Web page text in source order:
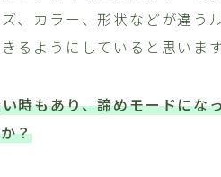
、カラー、形状などが違う
るようにしていると思います
時もあり、諦めモードにな
？